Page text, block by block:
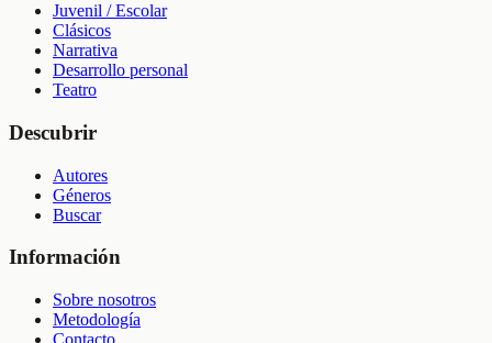
Juvenil / Escolar
Clásicos
Narrativa
Desarrollo personal
Teatro
Descubrir
Autores
Géneros
Buscar
Información
Sobre nosotros
Metodología